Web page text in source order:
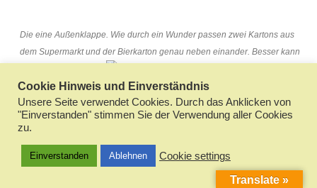
Die eine Außenklappe. Wie durch ein Wunder passen zwei Kartons aus
dem Supermarkt und der Bierkarton genau neben einander. Besser kann
Konserven.
Sabineunter
Cookie Hinweis und Einverständnis
Unsere Seite verwendet Cookies. Durch das Anklicken von
"Einverstanden" stimmen Sie der Verwendung aller Cookies
zu.
Einverstanden Ablehnen Cookie settings
Translate »